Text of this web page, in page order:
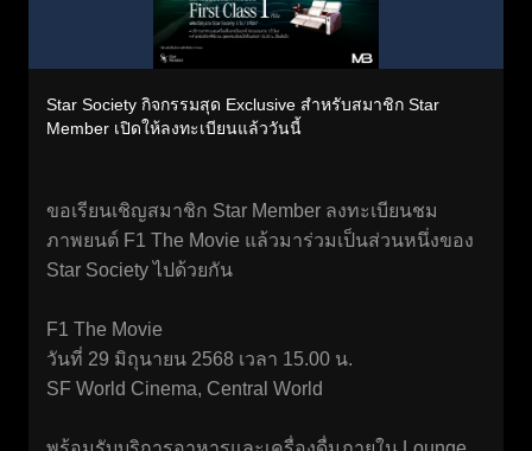
Star Society กิจกรรมสุด Exclusive สำหรับสมาชิก Star
Member เปิดให้ลงทะเบียนแล้ววันนี้
ขอเรียนเชิญสมาชิก Star Member ลงทะเบียนชม
ภาพยนต์ F1 The Movie แล้วมาร่วมเป็นส่วนหนึ่งของ
Star Society ไปด้วยกัน
F1 The Movie
วันที่ 29 มิถุนายน 2568 เวลา 15.00 น.
SF World Cinema, Central World